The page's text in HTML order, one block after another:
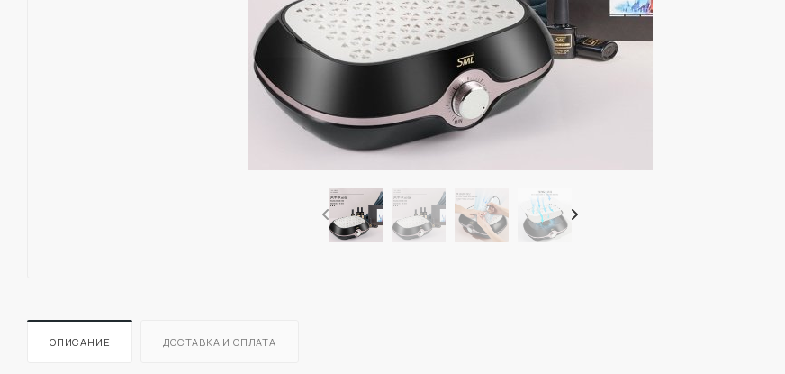
ОПИСАНИЕ ДОСТАВКА И ОПЛАТА